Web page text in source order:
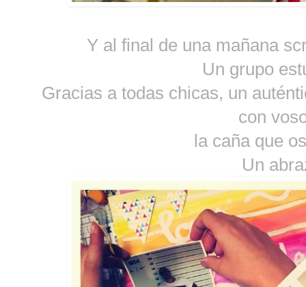
Y al final de una mañana
Un grupo
Gracias a todas chicas, un
con
la caña que
Un